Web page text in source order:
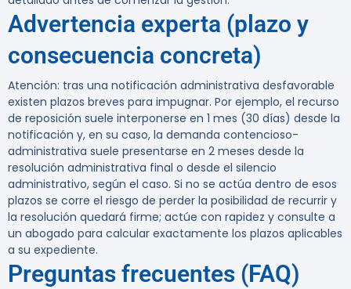
Advertencia experta (plazo y
consecuencia concreta)
Atención: tras una notificación administrativa desfavorable
existen plazos breves para impugnar. Por ejemplo, el recurso
de reposición suele interponerse en 1 mes (30 días) desde la
notificación y, en su caso, la demanda contencioso-
administrativa suele presentarse en 2 meses desde la
resolución administrativa final o desde el silencio
administrativo, según el caso. Si no se actúa dentro de esos
plazos se corre el riesgo de perder la posibilidad de recurrir y
la resolución quedará firme; actúe con rapidez y consulte a
un abogado para calcular exactamente los plazos aplicables
a su expediente.
Preguntas frecuentes (FAQ)